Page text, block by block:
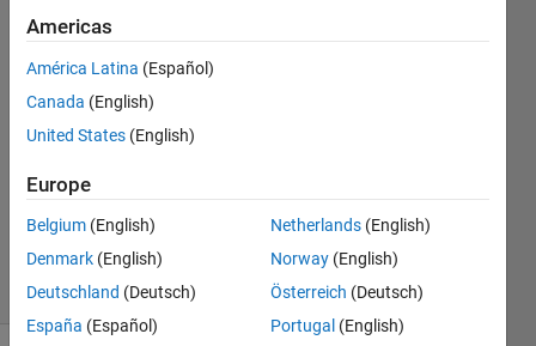
18 Nov
2024
1 Answer
Accepted
7 Apr 2025
2 Views
(30 days)
Americas
América Latina (Español)
Canada (English)
United States (English)
Europe
Belgium (English)
Denmark (English)
Deutschland (Deutsch)
España (Español)
Netherlands (English)
Norway (English)
Österreich (Deutsch)
Portugal (English)